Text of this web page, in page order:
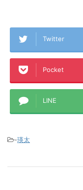
Twitter
Pocket
LINE
-瑛太